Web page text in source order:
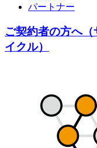
パートナー
ご契約者の方へ
イクル）